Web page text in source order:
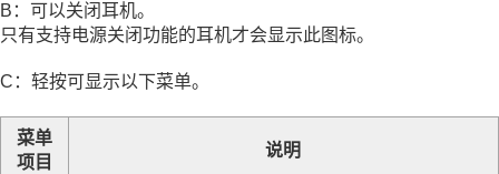
辅助功能
B：可以关闭耳机。
只有支持电源关闭功能的耳机才会显示此图标。
C：轻按可显示以下菜单。
菜单
项目
说明